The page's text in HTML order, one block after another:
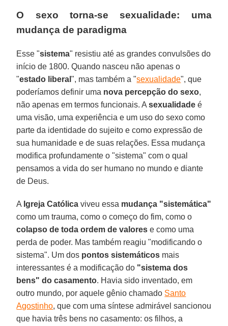
O sexo torna-se sexualidade: uma
mudança de paradigma
Esse "sistema" resistiu até as grandes convulsões do
início de 1800. Quando nasceu não apenas o
"estado liberal", mas também a "sexualidade", que
poderíamos definir uma nova percepção do sexo,
não apenas em termos funcionais. Asexualidade é
uma visão, uma experiência e um uso do sexo como
parte da identidade do sujeito e como expressão de
sua humanidade e de suas relações. Essa mudança
modifica profundamente o "sistema" com o qual
pensamos a vida do ser humano no mundo e diante
de Deus.
A Igreja Católica viveu essa mudança "sistemática"
como um trauma, como o começo do fim, como o
colapso de toda ordem de valores e como uma
perda de poder. Mas também reagiu "modificando o
sistema". Um dos pontos sistemáticos mais
interessantes é a modificação do "sistema dos
bens" do casamento. Havia sido inventado, em
outro mundo, por aquele gênio chamado Santo
Agostinho, que com uma síntese admirável sancionou
que havia três bens no casamento: os filhos, a